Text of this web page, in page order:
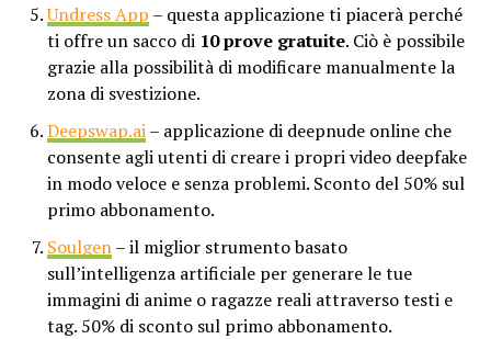
Undress App – questa applicazione ti piacerà perché
ti offre un sacco di 10 prove gratuite. Ciò è possibile
grazie alla possibilità di modificare manualmente la
zona di svestizione.
Deepswap.ai– applicazione di deepnude online che
consente agli utenti di creare i propri video deepfake
in modo veloce e senza problemi. Sconto del 50% sul
primo abbonamento.
Soulgen– il miglior strumento basato
sull’intelligenza artificiale per generare le tue
immagini di anime o ragazze reali attraverso testi e
tag. 50% di sconto sul primo abbonamento.